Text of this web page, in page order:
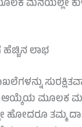
ಮನೆಯಲ್ಲೇ
ಲಾಭ
ಆಯ್ಕೆಯ ಮೂಲಕ
ಹೋದರೂ ತಮ್ಮ